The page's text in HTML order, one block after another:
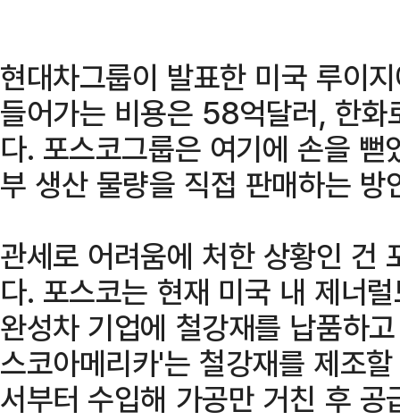
현대차그룹이 발표한 미국 루이
들어가는 비용은 58억달러, 한
다. 포스코그룹은 여기에 손을
부 생산 물량을 직접 판매하는 방
관세로 어려움에 처한 상황인 건
다. 포스코는 현재 미국 내 제너
완성차 기업에 철강재를 납품하
스코아메리카'는 철강재를 제조
서부터 수입해 가공만 거친 후 공